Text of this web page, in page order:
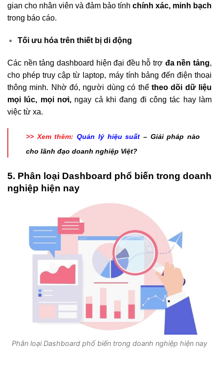
gian cho nhân viên và đảm bảo tính chính xác, minh bạch
trong báo cáo.
Tối ưu hóa trên thiết bị di động
Các nền tảng dashboard hiện đại đều hỗ trợ đa nền tảng,
cho phép truy cập từ laptop, máy tính bảng đến điện thoại
thông minh. Nhờ đó, người dùng có thể theo dõi dữ liệu
mọi lúc, mọi nơi, ngay cả khi đang đi công tác hay làm
việc từ xa.
>> Xem thêm:Quản lý hiệu suất – Giải pháp nào
cho lãnh đạo doanh nghiệp Việt?
5. Phân loại Dashboard phổ biến trong doanh
nghiệp hiện nay
Phân loại Dashboard phổ biến trong doanh nghiệp hiện nay